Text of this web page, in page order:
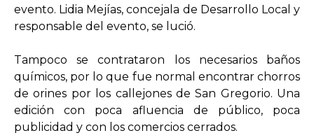
evento. Lidia Mejías, concejala de Desarrollo Local y
responsable del evento, se lució.
Tampoco se contrataron los necesarios baños
químicos, por lo que fue normal encontrar chorros
de orines por los callejones de San Gregorio. Una
edición con poca afluencia de público, poca
publicidad y con los comercios cerrados.